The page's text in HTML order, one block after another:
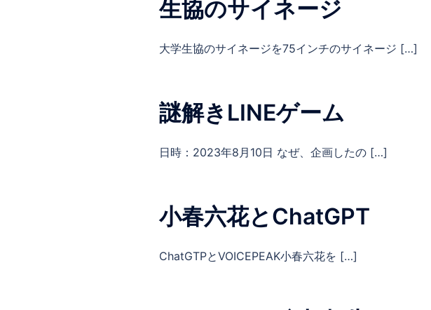
生協のサイネージ
大学生協のサイネージを75インチのサイネージ […]
謎解きLINEゲーム
日時：2023年8月10日 なぜ、企画したの […]
小春六花とChatGPT
ChatGTPとVOICEPEAK小春六花を […]